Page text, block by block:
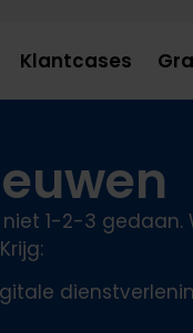
Klantcases
1-2-3 gedaan.